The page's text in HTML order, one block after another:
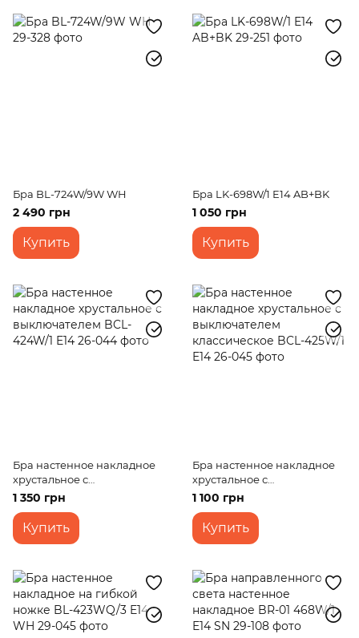
Бра BL-724W/9W WH
2 490 грн
Купить
Бра LK-698W/1 E14 AB+BK
1 050 грн
Купить
Бра настенное накладное
хрустальное с
выключателем BCL-424W/1
1 350 грн
Купить
Бра настенное накладное
хрустальное с
выключателем
классическое BCL-425W/1
E14
1 100 грн
Купить